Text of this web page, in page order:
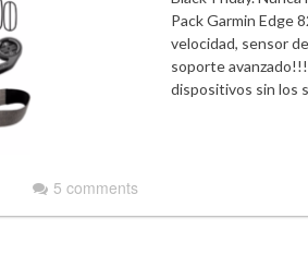
5 comments
Pack Garmin Edge
velocidad, sensor
soporte
dispositivos sin los